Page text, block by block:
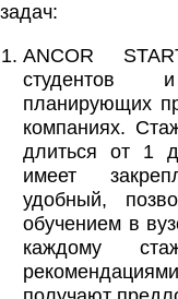
задач:
ANCOR
студентов
планирующих
компаниях.
длиться от 1
имеет
удобный,
обучением в
каждому